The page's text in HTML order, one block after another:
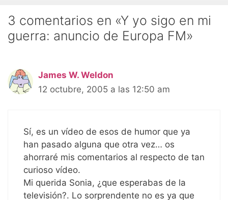
3 comentarios en «Y yo sigo en mi
guerra: anuncio de Europa FM»
James W. Weldon
12 octubre, 2005 a las 12:50 am
Sí, es un vídeo de esos de humor que ya
han pasado alguna que otra vez… os
ahorraré mis comentarios al respecto de tan
curioso vídeo.
Mi querida Sonia, ¿que esperabas de la
televisión?. Lo sorprendente no es ya que